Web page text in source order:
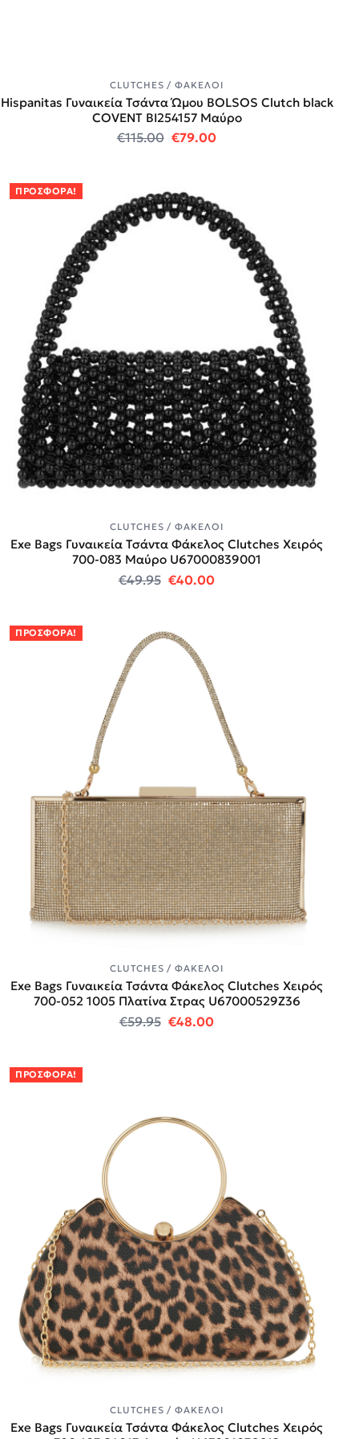
CLUTCHES / ΦΆΚΕΛΟΙ
Hispanitas Γυναικεία Τσάντα Ώμου ΒOLSOS Clutch black
COVENT BI254157 Μαύρο
€115.00 Original price was: €115.00.
€79.00Η τρέχουσα τιμή
ΠΡΟΣΦΟΡΆ!
CLUTCHES / ΦΆΚΕΛΟΙ
Exe Bags Γυναικεία Τσάντα Φάκελος Clutches Χειρός
700-083 Μαύρο U67000839001
€49.95 Original price was: €49.95.
€40.00Η τρέχουσα τιμή
ΠΡΟΣΦΟΡΆ!
CLUTCHES / ΦΆΚΕΛΟΙ
Exe Bags Γυναικεία Τσάντα Φάκελος Clutches Χειρός
700-052 1005 Πλατίνα Στρας U67000529Z36
€59.95 Original price was: €59.95.
€48.00Η τρέχουσα τιμή
ΠΡΟΣΦΟΡΆ!
CLUTCHES / ΦΆΚΕΛΟΙ
Exe Bags Γυναικεία Τσάντα Φάκελος Clutches Χειρός